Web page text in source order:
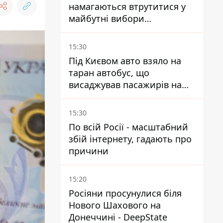
намагаються втрутитися у
майбутні вибори
президента завдяки ботам
15:30
Під Києвом авто взяло на
таран автобус, що
висаджував пасажирів на
зупинці - пасажирка в
лікарні
15:30
По всій Росії - масштабний
збій інтернету, гадають про
причини
15:20
Росіяни просунулися біля
Нового Шахового на
Донеччині - DeepState